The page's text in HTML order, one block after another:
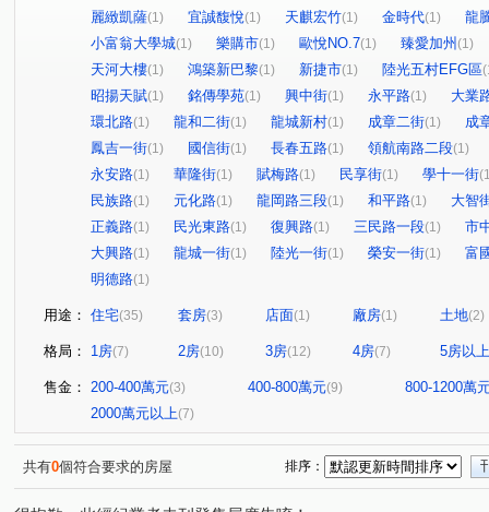
麗緻凱薩(1) 宜誠馥悅(1) 天麒宏竹(1) 金時代(1)
龍
小富翁大學城(1) 樂購市(1) 歐悅NO.7(1) 臻愛加州 (1)
天河大樓(1) 鴻築新巴黎(1) 新捷市(1) 陸光五村EFG區
昭揚天賦(1) 銘傳學苑(1) 興中街(1) 永平路(1)
大業
環北路(1) 龍和二街(1) 龍城新村(1) 成章二街(1)
成
鳳吉一街(1) 國信街(1) 長春五路(1) 領航南路二段(1)
永安路(1) 華隆街(1) 賦梅路(1) 民享街(1) 學十一街
民族路(1) 元化路(1) 龍岡路三段(1) 和平路(1)
大智
正義路(1) 民光東路(1) 復興路(1) 三民路一段(1)
市
大興路(1) 龍城一街(1) 陸光一街(1) 榮安一街(1)
富
明德路(1)
用途： 住宅(35) 套房(3) 店面(1) 廠房(1) 土地(2)
格局： 1房(7) 2房(10) 3房(12) 4房(7) 5房以上
售金： 200-400萬元(3) 400-800萬元(9)
800-1200萬
2000萬元以上(7)
共有0個符合要求的房屋 排序：